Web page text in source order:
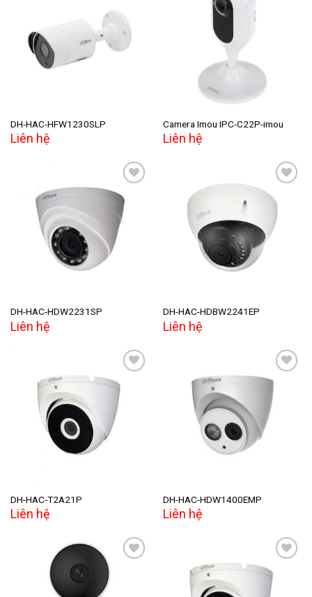
Add to
wishlist
DH-HAC-HFW1230SLP
Liên hệ
Camera Imou IPC-C22P-imou
Liên hệ
Add to
wishlist
DH-HAC-HDW2231SP
Liên hệ
Add to
wishlist
DH-HAC-HDBW2241EP
Liên hệ
Add to
wishlist
DH-HAC-T2A21P
Liên hệ
Add to
wishlist
DH-HAC-HDW1400EMP
Liên hệ
Add to